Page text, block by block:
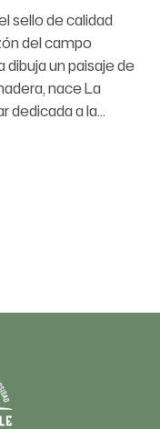
sello de calidad
del campo
dibuja un paisaje de
nace La
dedicada a la...